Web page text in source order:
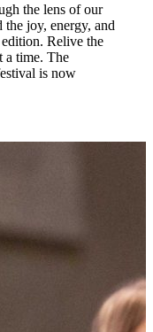
the lens of our
the joy, energy, and
Relive the
a time. The
is now